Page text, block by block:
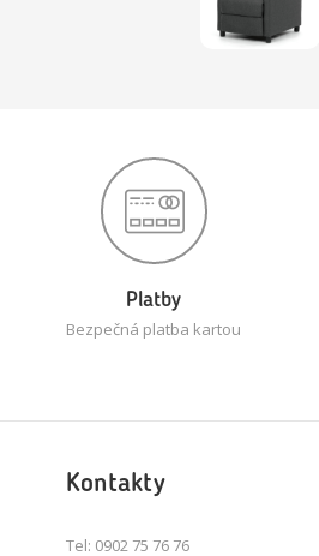
Platby
Bezpečná platba kartou
Kontakty
Tel: 0902 75 76 76